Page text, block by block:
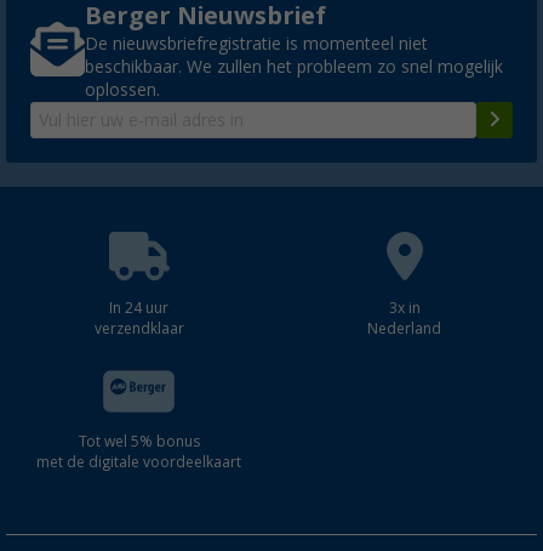
Berger Nieuwsbrief
De nieuwsbriefregistratie is momenteel niet
beschikbaar. We zullen het probleem zo snel mogelijk
oplossen.
In 24 uur
verzendklaar
3x in
Nederland
Tot wel 5% bonus
met de digitale voordeelkaart